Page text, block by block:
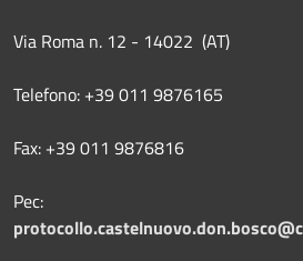
Via Roma n. 12 - 14022 (AT)
Telefono: +39 011 9876165
Fax: +39 011 9876816
Pec: